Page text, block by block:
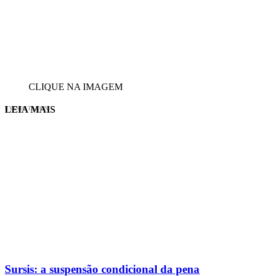
CLIQUE NA IMAGEM
EVINIS TALON
LEIA MAIS
Sursis: a suspensão condicional da pena